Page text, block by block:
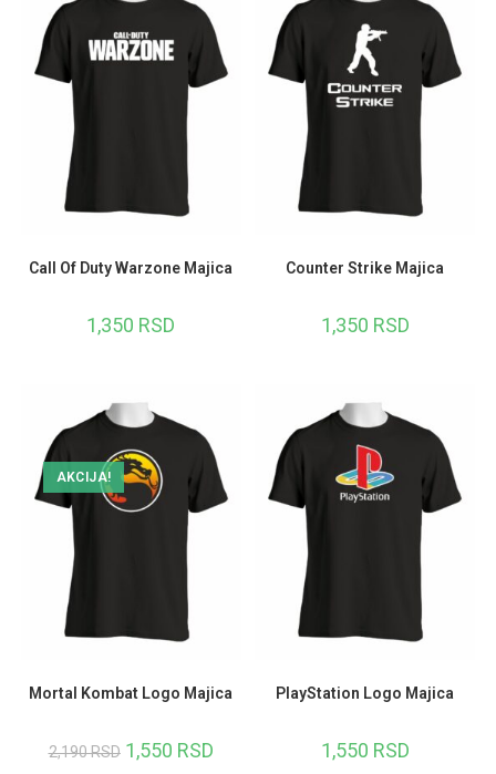
Call Of Duty Warzone Majica
1,350 RSD
Counter Strike Majica
1,350 RSD
AKCIJA!
Mortal Kombat Logo Majica
2,190RSD 1,550 RSD
PlayStation Logo Majica
1,550 RSD